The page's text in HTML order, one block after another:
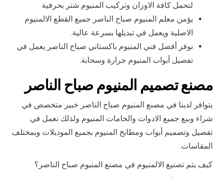
لتحمل كافة الاوزان وتركيب المنيوم شتر بحرفية
يؤمن معلم المنيوم صباح الناصر جميع القطع الالمنيوم
الاصلية ويعمل في تبديلها بسرعة عالية.
نوفر أفضل فني المنيوم باكستاني صباح الناصر يعمل في
تفصيل أبواب المنيوم جرارة وسحابة.
مصنع تصميم المنيوم صباح الناصر
يتوافر لدينا في مصنع المنيوم صباح الناصر خبير متخصص في
شراء وبيع جميع الادوات والخامات المنيوم ولذلك نعمل في
تفصيل وتصميم أبواب ومطابخ المنيوم بجميع الموديلات وبمختلف
المقاسات.
كيف يتم تصنيع الالمنيوم في مصنع المنيوم صباح الناصر؟